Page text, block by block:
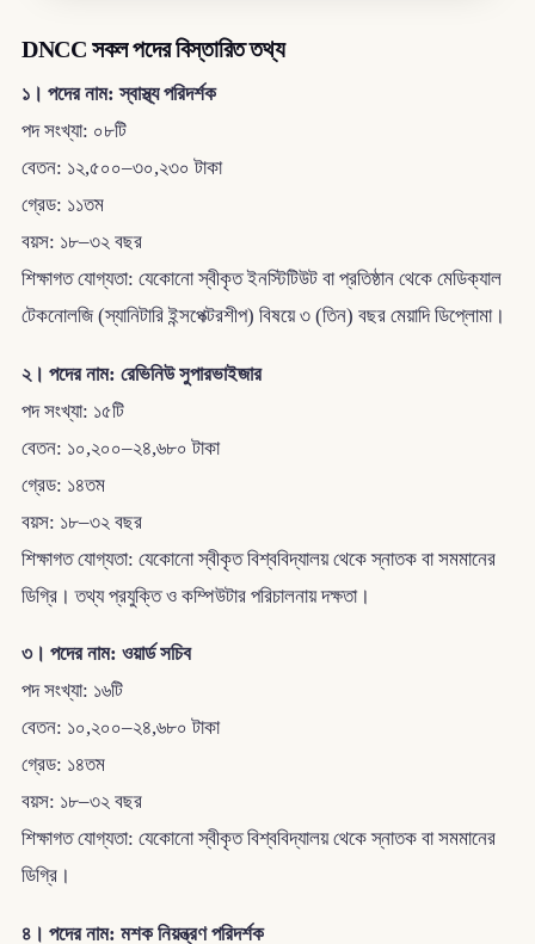
DNCC সকল পদের বিস্তারিত তথ্য
১। পদের নাম: স্বাস্থ্য পরিদর্শক
পদ সংখ্যা: ০৮টি
বেতন: ১২,৫০০–৩০,২৩০ টাকা
গ্রেড: ১১তম
বয়স: ১৮–৩২ বছর
শিক্ষাগত যোগ্যতা: যেকোনো স্বীকৃত ইনস্টিটিউট বা প্রতিষ্ঠান থেকে মেডিক্যাল
টেকনোলজি (স্যানিটারি ইন্সপেক্টরশীপ) বিষয়ে ৩ (তিন) বছর মেয়াদি ডিপ্লোমা।
২। পদের নাম: রেভিনিউ সুপারভাইজার
পদ সংখ্যা: ১৫টি
বেতন: ১০,২০০–২৪,৬৮০ টাকা
গ্রেড: ১৪তম
বয়স: ১৮–৩২ বছর
শিক্ষাগত যোগ্যতা: যেকোনো স্বীকৃত বিশ্ববিদ্যালয় থেকে স্নাতক বা সমমানের
ডিগ্রি। তথ্য প্রযুক্তি ও কম্পিউটার পরিচালনায় দক্ষতা।
৩। পদের নাম: ওয়ার্ড সচিব
পদ সংখ্যা: ১৬টি
বেতন: ১০,২০০–২৪,৬৮০ টাকা
গ্রেড: ১৪তম
বয়স: ১৮–৩২ বছর
শিক্ষাগত যোগ্যতা: যেকোনো স্বীকৃত বিশ্ববিদ্যালয় থেকে স্নাতক বা সমমানের
ডিগ্রি।
৪। পদের নাম: মশক নিয়ন্ত্রণ পরিদর্শক